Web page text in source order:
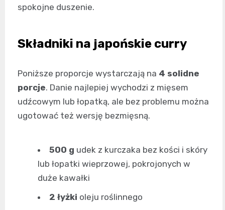
spokojne duszenie.
Składniki na japońskie curry
Poniższe proporcje wystarczają na 4 solidne
porcje. Danie najlepiej wychodzi z mięsem
udźcowym lub łopatką, ale bez problemu można
ugotować też wersję bezmięsną.
500 g udek z kurczaka bez kości i skóry
lub łopatki wieprzowej, pokrojonych w
duże kawałki
2 łyżki oleju roślinnego